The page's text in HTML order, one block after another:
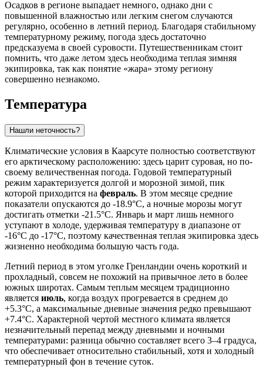
Осадков в регионе выпадает немного, однако дни с
повышенной влажностью или легким снегом случаются
регулярно, особенно в летний период. Благодаря стабильному
температурному режиму, погода здесь достаточно
предсказуема в своей суровости. Путешественникам стоит
помнить, что даже летом здесь необходима теплая зимняя
экипировка, так как понятие «жара» этому региону
совершенно незнакомо.
Температура
Нашли неточность?
Климатические условия в Каарсуте полностью соответствуют
его арктическому расположению: здесь царит суровая, но по-
своему величественная погода. Годовой температурный
режим характеризуется долгой и морозной зимой, пик
которой приходится на февраль. В этом месяце средние
показатели опускаются до -18.9°C, а ночные морозы могут
достигать отметки -21.5°C. Январь и март лишь немного
уступают в холоде, удерживая температуру в диапазоне от
-16°C до -17°C, поэтому качественная теплая экипировка здесь
жизненно необходима большую часть года.
Летний период в этом уголке Гренландии очень короткий и
прохладный, совсем не похожий на привычное лето в более
южных широтах. Самым теплым месяцем традиционно
является июль, когда воздух прогревается в среднем до
+5.3°C, а максимальные дневные значения редко превышают
+7.4°C. Характерной чертой местного климата является
незначительный перепад между дневными и ночными
температурами: разница обычно составляет всего 3–4 градуса,
что обеспечивает относительно стабильный, хотя и холодный
температурный фон в течение суток.